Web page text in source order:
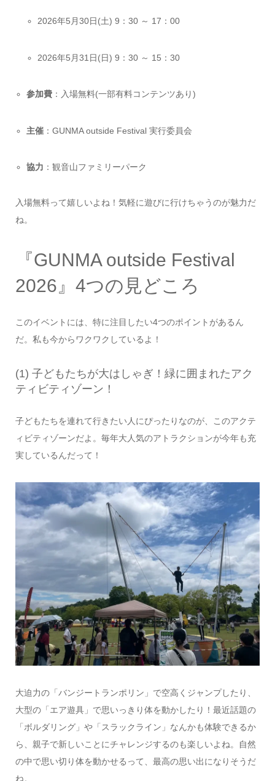
2026年5月30日(土) 9：30 ～ 17：00
2026年5月31日(日) 9：30 ～ 15：30
参加費 ：入場無料(一部有料コンテンツあり)
主催 ：GUNMA outside Festival 実行委員会
協力 ：観音山ファミリーパーク
入場無料って嬉しいよね！気軽に遊びに行けちゃうのが魅力だ
ね。
『GUNMA outside Festival
2026』4つの見どころ
このイベントには、特に注目したい4つのポイントがあるん
だ。私も今からワクワクしているよ！
(1) 子どもたちが大はしゃぎ！緑に囲まれたアク
ティビティゾーン！
子どもたちを連れて行きたい人にぴったりなのが、このアクテ
ィビティゾーンだよ。毎年大人気のアトラクションが今年も充
実しているんだって！
大迫力の「バンジートランポリン」で空高くジャンプしたり、
大型の「エア遊具」で思いっきり体を動かしたり！最近話題の
「ボルダリング」や「スラックライン」なんかも体験できるか
ら、親子で新しいことにチャレンジするのも楽しいよね。自然
の中で思い切り体を動かせるって、最高の思い出になりそうだ
ね。